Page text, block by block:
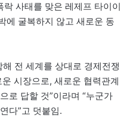
사태를 맞은 레제프 타이이
에 굴복하지 않고 새로운 동
전 세계를 상대로 경제전쟁
시장으로, 새로운 협력관계
로 답할 것”이라며 “누군가
다”고 덧붙임.